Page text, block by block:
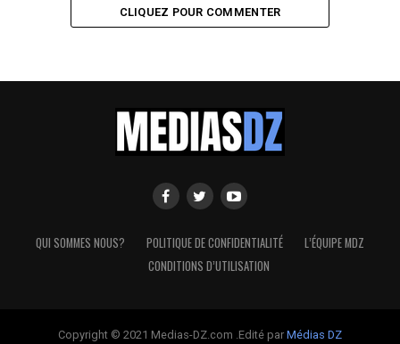
CLIQUEZ POUR COMMENTER
QUI SOMMES NOUS? POLITIQUE DE CONFIDENTIALITÉ
L’ÉQUIPE MDZ
CONDITIONS D’UTILISATION
Copyright © 2021 Medias-DZ.com .Edité par Médias DZ